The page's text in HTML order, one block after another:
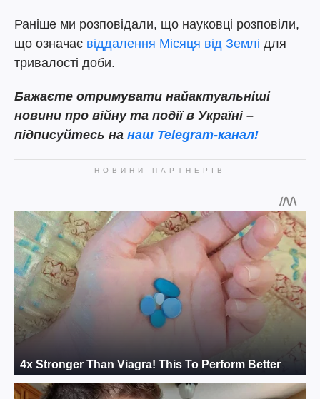
Раніше ми розповідали, що науковці розповіли,
що означає віддалення Місяця від Землі для
тривалості доби.
Бажаєте отримувати найактуальніші
новини про війну та події в Україні –
підписуйтесь на наш Telegram-канал!